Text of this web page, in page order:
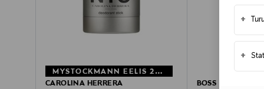
+
+
MYSTOCKMANN EELIS 23%
CAROLINA HERRERA
BOSS